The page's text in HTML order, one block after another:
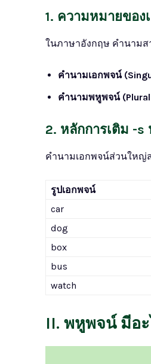
1. ความหมายขอ
ในภาษาอังกฤษ คำนามส
คำนามเอกพจน์
คำนามพหูพจน์ (Plural
2. หลักการเติม -
คำนามเอกพจน์ส่วนใหญ่
รูปเอกพจน์
car
dog
box
bus
watch
II. พหูพจน์ มีอ